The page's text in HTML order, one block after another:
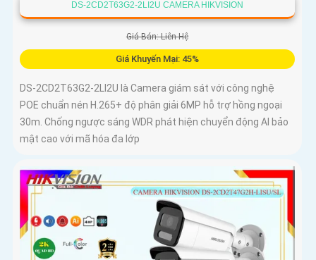
DS-2CD2T63G2-2LI2U CAMERA HIKVISION
Giá Bán: Liên Hệ
Giá Khuyến Mại: 45%
DS-2CD2T63G2-2LI2U là Camera giám sát với công nghệ
POE chuẩn nén H.265+ độ phân giải 6MP hỗ trợ hồng ngoại
30m. Chống ngược sáng WDR phát hiện chuyển động AI bảo
mật cao với mã hóa đa lớp